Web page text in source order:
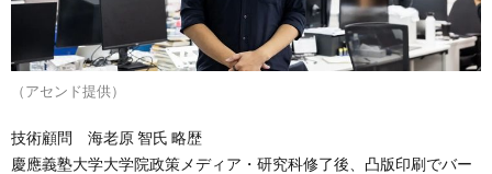
（アセンド提供）
技術顧問 海老原 智氏 略歴
慶應義塾大学大学院政策メディア・研究科修了後、凸版印刷でバー